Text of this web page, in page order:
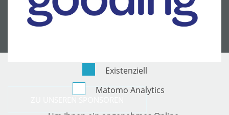
Existenziell
Matomo Analytics